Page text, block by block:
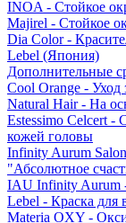
INOA - Стойкое
Majirel - Стойкое
Dia Color -
Lebel (Япония)
Дополнительные
Cool Orange -
Natural Hair - На
Estessimo Celcert -
кожей головы
Infinity Aurum
"Абсолютное
IAU Infinity Aurum
Lebel - Краска для
Materia OXY -